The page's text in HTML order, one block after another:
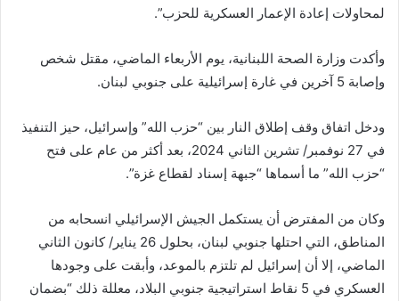
لمحاولات إعادة الإعمار العسكرية للحزب”.
وأكدت وزارة الصحة اللبنانية، يوم الأربعاء الماضي، مقتل شخص
وإصابة 5 آخرين في غارة إسرائيلية على جنوبي لبنان.
ودخل اتفاق وقف إطلاق النار بين “حزب الله” وإسرائيل، حيز التنفيذ
في 27 نوفمبر/ تشرين الثاني 2024، بعد أكثر من عام على فتح
“حزب الله” ما أسماها “جبهة إسناد لقطاع غزة”.
وكان من المفترض أن يستكمل الجيش الإسرائيلي انسحابه من
المناطق، التي احتلها جنوبي لبنان، بحلول 26 يناير/ كانون الثاني
الماضي، إلا أن إسرائيل لم تلتزم بالموعد، وأبقت على وجودها
العسكري في 5 نقاط استراتيجية جنوبي البلاد، معللة ذلك “بضمان